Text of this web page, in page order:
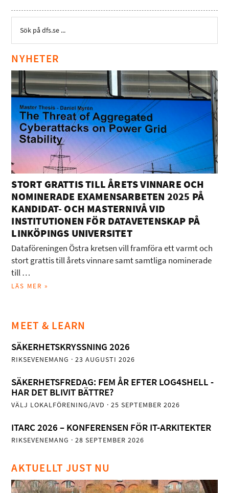
NYHETER
STORT GRATTIS TILL ÅRETS VINNARE OCH
NOMINERADE EXAMENSARBETEN 2025 PÅ
KANDIDAT- OCH MASTERNIVÅ VID
INSTITUTIONEN FÖR DATAVETENSKAP PÅ
LINKÖPINGS UNIVERSITET
Dataföreningen Östra kretsen vill framföra ett varmt och
stort grattis till årets vinnare samt samtliga nominerade
till …
LÄS MER »
MEET & LEARN
SÄKERHETSKRYSSNING 2026
RIKSEVENEMANG · 23 AUGUSTI 2026
SÄKERHETSFREDAG: FEM ÅR EFTER LOG4SHELL -
HAR DET BLIVIT BÄTTRE?
VÄLJ LOKALFÖRENING/AVD · 25 SEPTEMBER 2026
ITARC 2026 – KONFERENSEN FÖR IT-ARKITEKTER
RIKSEVENEMANG · 28 SEPTEMBER 2026
AKTUELLT JUST NU